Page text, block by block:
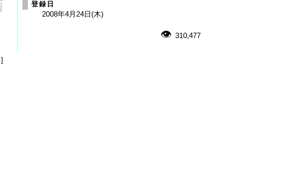
]
登録日
2008年4月24日(木)
310,477